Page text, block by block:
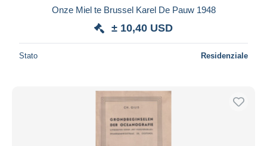
Onze Miel te Brussel Karel De Pauw 1948
± 10,40 USD
Stato Residenziale